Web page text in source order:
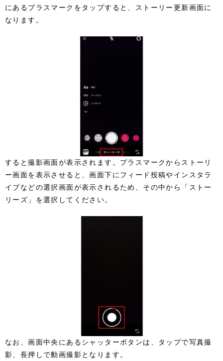
にあるプラスマークをタップすると、ストーリー更新画面に
なります。
すると撮影画面が表示されます。プラスマークからストーリ
ー画面を表示させると、画面下にフィード投稿やインスタラ
イブなどの選択画面が表示されるため、その中から「ストー
リーズ」を選択してください。
なお、画面中央にあるシャッターボタンは、タップで写真撮
影、長押しで動画撮影となります。